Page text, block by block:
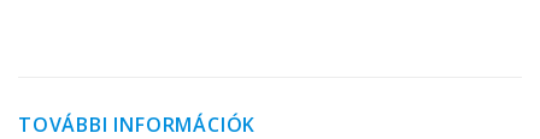
TOVÁBBI INFORMÁCIÓK